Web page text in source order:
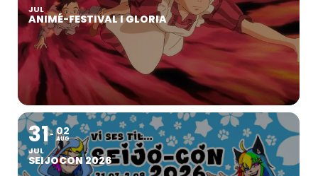
JUL
ANIMÉ-FESTIVAL I GLORIA
31
JUL
02
AUG
SEIJOCON 2026